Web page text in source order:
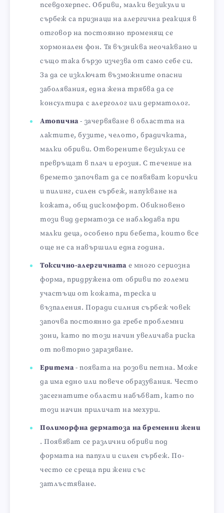
псевдохерпес. Обриви, малки везикули и
сърбеж са признаци на алергична реакция в
отговор на постоянно променящ се
хормонален фон. Тя възниква неочаквано и
също така бързо изчезва от само себе си.
За да се изключат възможните опасни
заболявания, една жена трябва да се
консултира с алерголог или дерматолог.
Атопична- зачервяване в областта на
лактите, бузите, челото, брадичката,
малки обриви. Отворените везикули се
превръщат в плач и ерозия. С течение на
времето започват да се появяват корички
и пилинг, силен сърбеж, напукване на
кожата, общ дискомфорт. Обикновено
този вид дерматоза се наблюдава при
малки деца, особено при бебета, които все
още не са навършили една година.
Токсично-алергичната е много сериозна
форма, придружена от обриви по големи
участъци от кожата, треска и
възпаления. Поради силния сърбеж човек
започва постоянно да гребе проблемни
зони, като по този начин увеличава риска
от повторно заразяване.
Еритема- появата на розови петна. Може
да има едно или повече образувания. Често
засегнатите области набъбват, като по
този начин приличат на мехури.
Полиморфна дерматоза на бременни жени
. Появяват се различни обриви под
формата на папули и силен сърбеж. По-
често се среща при жени със
затлъстяване.